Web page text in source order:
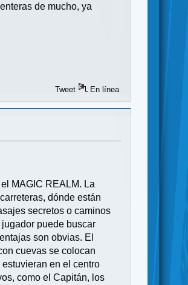
de mucho, ya
Tweet En línea
MAGIC REALM. La
dónde están
secretos o caminos
puede buscar
son obvias. El
cuevas se colocan
en el centro
como el Capitán, los